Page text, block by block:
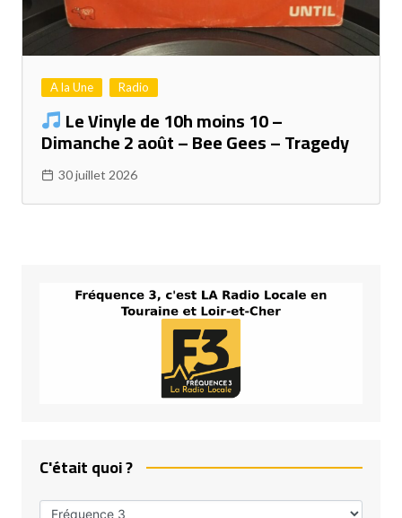
A la Une Radio
Le Vinyle de 10h moins 10 –
Dimanche 2 août – Bee Gees – Tragedy
30 juillet 2026
C'était quoi ?